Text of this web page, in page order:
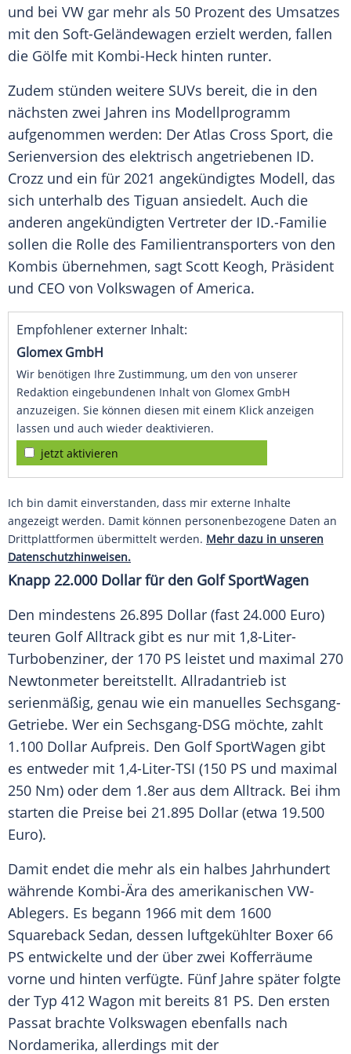
und bei VW gar mehr als 50 Prozent des Umsatzes
mit den Soft-Geländewagen erzielt werden, fallen
die Gölfe mit Kombi-Heck hinten runter.
Zudem stünden weitere SUVs bereit, die in den
nächsten zwei Jahren ins Modellprogramm
aufgenommen werden: Der Atlas Cross Sport, die
Serienversion des elektrisch angetriebenen ID.
Crozz und ein für 2021 angekündigtes Modell, das
sich unterhalb des Tiguan ansiedelt. Auch die
anderen angekündigten Vertreter der ID.-Familie
sollen die Rolle des Familientransporters von den
Kombis übernehmen, sagt Scott Keogh, Präsident
und CEO von Volkswagen of America.
Empfohlener externer Inhalt:
Glomex GmbH
Wir benötigen Ihre Zustimmung, um den von unserer
Redaktion eingebundenen Inhalt von Glomex GmbH
anzuzeigen. Sie können diesen mit einem Klick anzeigen
lassen und auch wieder deaktivieren.
jetzt aktivieren
Ich bin damit einverstanden, dass mir externe Inhalte
angezeigt werden. Damit können personenbezogene Daten an
Drittplattformen übermittelt werden. Mehr dazu in unseren
Datenschutzhinweisen.
Knapp 22.000 Dollar für den GolfSportWagen
Den mindestens 26.895 Dollar (fast 24.000 Euro)
teuren GolfAlltrack gibt es nur mit 1,8-Liter-
Turbobenziner, der 170 PS leistet und maximal 270
Newtonmeter bereitstellt. Allradantrieb ist
serienmäßig, genau wie ein manuelles Sechsgang-
Getriebe. Wer ein Sechsgang-DSG möchte, zahlt
1.100 Dollar Aufpreis. Den Golf SportWagen gibt
es entweder mit 1,4-Liter-TSI (150 PS und maximal
250 Nm) oder dem 1.8er aus dem Alltrack. Bei ihm
starten die Preise bei 21.895 Dollar (etwa 19.500
Euro).
Damit endet die mehr als ein halbes Jahrhundert
währende Kombi-Ära des amerikanischen VW-
Ablegers. Es begann 1966 mit dem 1600
Squareback Sedan, dessen luftgekühlter Boxer 66
PS entwickelte und der über zwei Kofferräume
vorne und hinten verfügte. Fünf Jahre später folgte
der Typ 412 Wagon mit bereits 81 PS. Den ersten
Passat brachte Volkswagen ebenfalls nach
Nordamerika, allerdings mit der